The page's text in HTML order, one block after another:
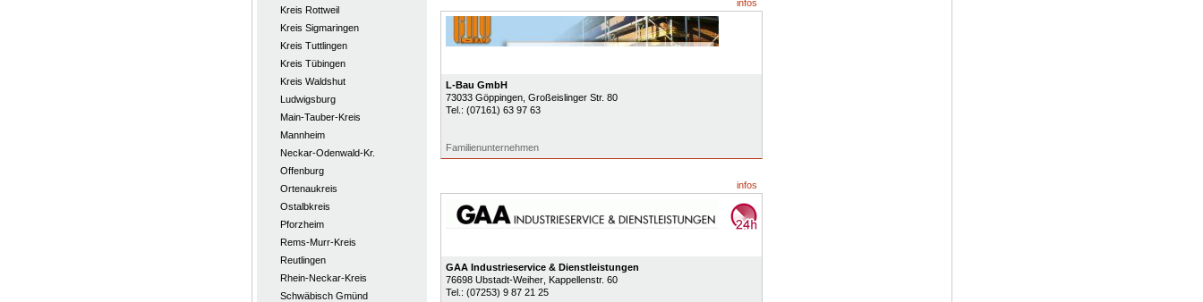
Kreis Rottweil
Kreis Sigmaringen
Kreis Tuttlingen
Kreis Tübingen
Kreis Waldshut
Ludwigsburg
Main-Tauber-Kreis
Mannheim
Neckar-Odenwald-Kr.
Offenburg
Ortenaukreis
Ostalbkreis
Pforzheim
Rems-Murr-Kreis
Reutlingen
Rhein-Neckar-Kreis
Schwäbisch Gmünd
infos
L-Bau GmbH
73033 Göppingen, Großeislinger Str. 80
Tel.: (07161) 63 97 63
Familienunternehmen
infos
GAA Industrieservice & Dienstleistungen
76698 Ubstadt-Weiher, Kappellenstr. 60
Tel.: (07253) 9 87 21 25